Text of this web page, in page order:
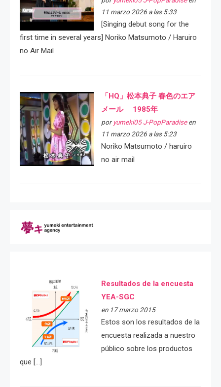
11 marzo 2026 a las 5:33
[Singing debut song for the
first time in several years] Noriko Matsumoto / Haruiro
no Air Mail
「HQ」松本典子 春色のエア
メール 1985年
por yumeki05 J-PopParadiseen
11 marzo 2026 a las 5:23
Noriko Matsumoto / haruiro
no air mail
Resultados de la encuesta
YEA-SGC
en 17 marzo 2015
Estos son los resultados de la
encuesta realizada a nuestro
público sobre los productos
que […]